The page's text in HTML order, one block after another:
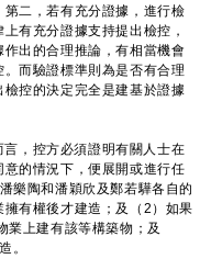
二，若有充分證據，進行檢
有充分證據支持提出檢控，
出的合理推論，有相當機會
而驗證標準則為是否有合理
控的決定完全是建基於證據
，控方必須證明有關人士在
的情況下，便展開或進行任
樂陶和潘穎欣及鄭若驊各自的
有權後才建造；及（2）如果
業上建有該等構築物；及
。